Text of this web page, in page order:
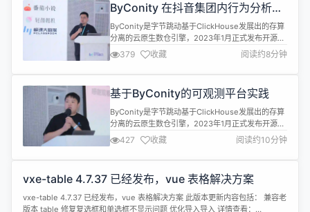
python下的Excel的操作 之前我们有篇文章有介绍...
ByConity 在抖音集团内行为分析
EB 级场景的最佳实践
ByConity是字节跳动基于ClickHouse发展出的存算
分离的云原生数仓引擎，2023年1月正式发布开源
Beta版本，今年7月，ByConity正式发布1.0版本。
开源一周年之际，ByConity已经获得了2100+的Star
数，issue数480+，用户60+，贡献者80+。2024
开。本...
379 收藏 阅读约8分钟
基于ByConity的可观测平台实践
ByConity是字节跳动基于ClickHouse发展出的存算
分离的云原生数仓引擎，2023年1月正式发布开源
Beta版本，今年7月，ByConity正式发布1.0版本。
开源一周年之际，ByConity已经获得了2100+的Star
数，issue数480+，用户60+，贡献者80+。2024
开。本...
427 收藏 阅读约10分钟
vxe-table 4.7.37 已经发布，vue 表格解决方案
vxe-table 4.7.37 已经发布，vue 表格解决方案 此版本更新内容包括： 兼容老
版本 table 修复复选框和单选框不显示问题 优化导入导入 详情查看：